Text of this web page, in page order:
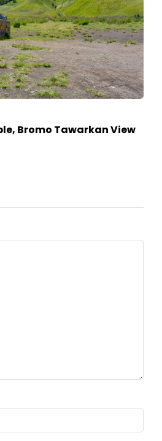
Bromo Tawarkan View